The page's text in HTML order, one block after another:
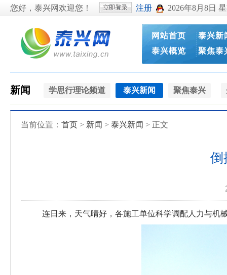
您好，泰兴网欢迎您！ 注册 2026年8月8日
网站首页
泰兴概览
泰兴新
聚焦泰
新闻 学思行理论频道 泰兴新闻 聚焦泰兴
当前位置： 首页 > 新闻 > 泰兴新闻 > 正文
倒
连日来，天气晴好，各施工单位科学调配人力与机